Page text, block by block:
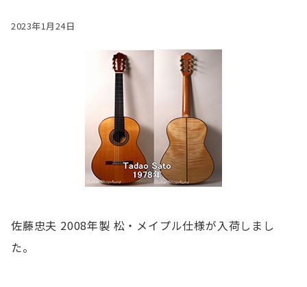
2023年1月24日
佐藤忠夫 2008年製 松・メイプル仕様が入荷しまし
た。